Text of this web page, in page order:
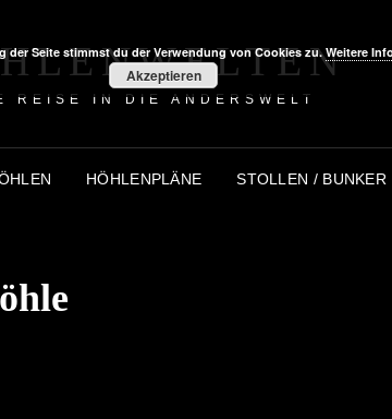
REISE IN DIE ANDERSWELT
HÖHLENPLÄNE STOLLEN / BUNKER
der Seite stimmst du der Verwendung von Cookies zu.Weitere
Akzeptieren